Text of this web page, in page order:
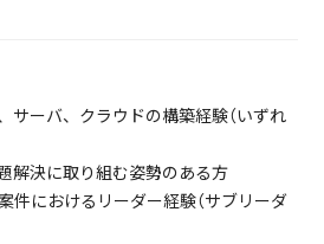
サーバ、クラウドの構築経験（いずれ
解決に取り組む姿勢のある方
件におけるリーダー経験（サブリーダ